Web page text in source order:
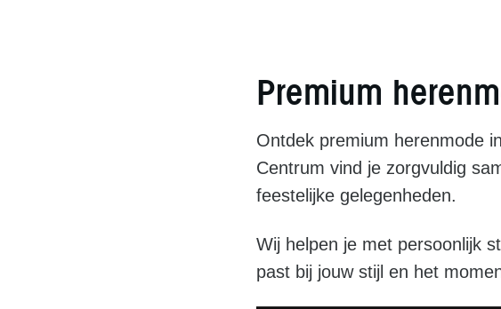
Premium
Ontdek premium herenmode
Centrum vind je zorgvuldig
feestelijke gelegenheden.
Wij helpen je met persoonlijk
past bij jouw stijl en het